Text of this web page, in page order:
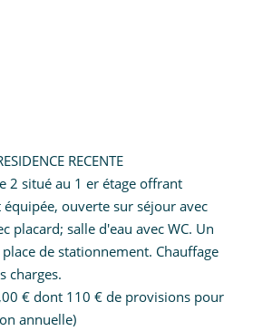
RECENTE
2 situé au 1 er étage offrant
équipée, ouverte sur séjour avec
placard; salle d'eau avec WC. Un
de stationnement. Chauffage
charges.
€ dont 110 € de provisions pour
annuelle)